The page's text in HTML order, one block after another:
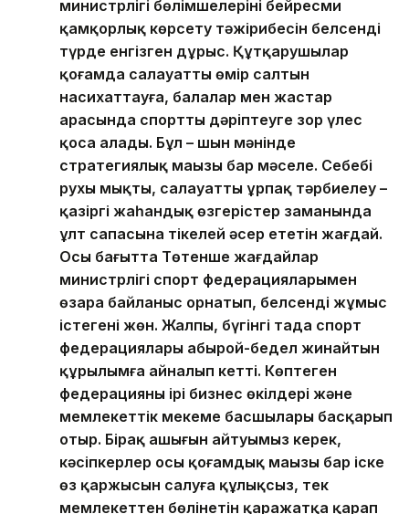
министрлігі бөлімшелерінің бейресми
қамқорлық көрсету тәжірибесін белсенді
түрде енгізген дұрыс. Құтқарушылар
қоғамда салауатты өмір салтын
насихаттауға, балалар мен жастар
арасында спортты дәріптеуге зор үлес
қоса алады. Бұл – шын мәнінде
стратегиялық маңызы бар мәселе. Себебі
рухы мықты, салауатты ұрпақ тәрбиелеу –
қазіргі жаһандық өзгерістер заманында
ұлт сапасына тікелей әсер ететін жағдай.
Осы бағытта Төтенше жағдайлар
министрлігі спорт федерацияларымен
өзара байланыс орнатып, белсенді жұмыс
істегені жөн. Жалпы, бүгінгі таңда спорт
федерациялары абырой-бедел жинайтын
құрылымға айналып кетті. Көптеген
федерацияны ірі бизнес өкілдері және
мемлекеттік мекеме басшылары басқарып
отыр. Бірақ ашығын айтуымыз керек,
кәсіпкерлер осы қоғамдық маңызы бар іске
өз қаржысын салуға құлықсыз, тек
мемлекеттен бөлінетін қаражатқа қарап